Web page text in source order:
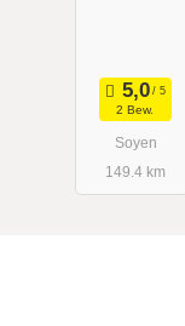
2 Bew.
Soyen
149.4 km